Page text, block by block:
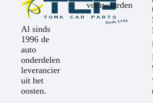
Al sinds
1996 de
auto
onderdelen
leverancier
uit het
oosten.
voorwaarden